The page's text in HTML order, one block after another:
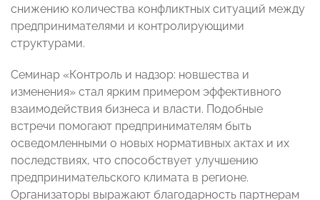
снижению количества конфликтных ситуаций между
предпринимателями и контролирующими
структурами.
Семинар «Контроль и надзор: новшества и
изменения» стал ярким примером эффективного
взаимодействия бизнеса и власти. Подобные
встречи помогают предпринимателям быть
осведомленными о новых нормативных актах и их
последствиях, что способствует улучшению
предпринимательского климата в регионе.
Организаторы выражают благодарность партнерам